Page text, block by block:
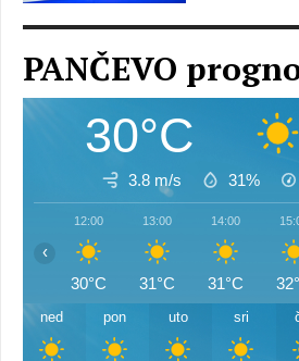
PANČEVO
30°C
3.8 m/s 31%
12:00
30°C
13:00
31°C
14:00
31°C
‹
ned pon uto sri